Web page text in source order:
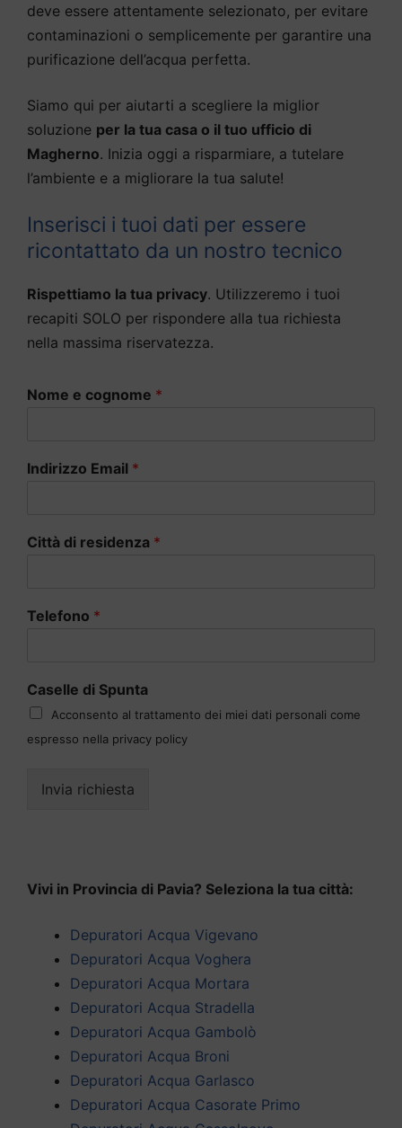
deve essere attentamente selezionato, per evitare
contaminazioni o semplicemente per garantire una
purificazione dell’acqua perfetta.
Siamo qui per aiutarti a scegliere la miglior
soluzione per la tua casa o il tuo ufficio di
Magherno. Inizia oggi a risparmiare, a tutelare
l’ambiente e a migliorare la tua salute!
Inserisci i tuoi dati per essere
ricontattato da un nostro tecnico
Rispettiamo la tua privacy. Utilizzeremo i tuoi
recapiti SOLO per rispondere alla tua richiesta
nella massima riservatezza.
Nome e cognome *
Indirizzo Email *
Città di residenza *
Telefono *
Caselle di Spunta
Acconsento al trattamento dei miei dati personali come
espresso nella privacy policy
Invia richiesta
Vivi in Provincia di Pavia? Seleziona la tua città:
Depuratori Acqua Vigevano
Depuratori Acqua Voghera
Depuratori Acqua Mortara
Depuratori Acqua Stradella
Depuratori Acqua Gambolò
Depuratori Acqua Broni
Depuratori Acqua Garlasco
Depuratori Acqua Casorate Primo